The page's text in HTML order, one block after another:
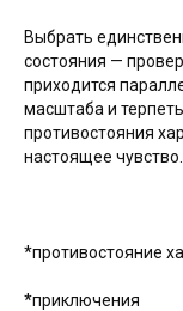
Выбрать
состояния —
приходится
масштаба и
противостояния
настоящее
*противостояние
*приключения